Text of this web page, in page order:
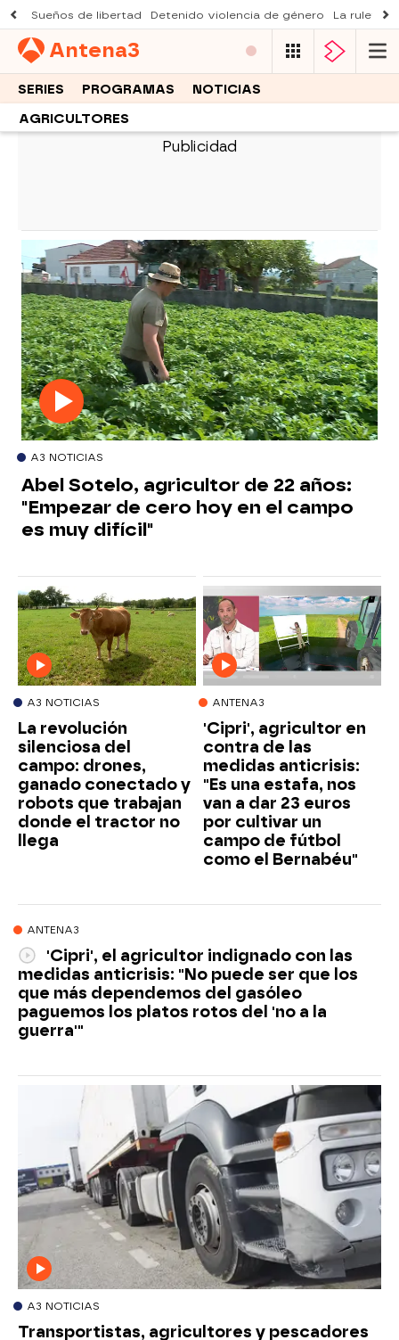
Sueños de libertad Detenido violencia de género La ruleta
Antena3
SERIES PROGRAMAS NOTICIAS
AGRICULTORES
A3 NOTICIAS
Abel Sotelo, agricultor de 22 años:
"Empezar de cero hoy en el campo
es muy difícil"
A3 NOTICIAS
La revolución
silenciosa del
campo: drones,
ganado conectado y
robots que trabajan
donde el tractor no
llega
ANTENA3
'Cipri', agricultor en
contra de las
medidas anticrisis:
"Es una estafa, nos
van a dar 23 euros
por cultivar un
campo de fútbol
como el Bernabéu"
ANTENA3
'Cipri', el agricultor indignado con las
medidas anticrisis: "No puede ser que los
que más dependemos del gasóleo
paguemos los platos rotos del 'no a la
guerra'"
A3 NOTICIAS
Transportistas, agricultores y pescadores